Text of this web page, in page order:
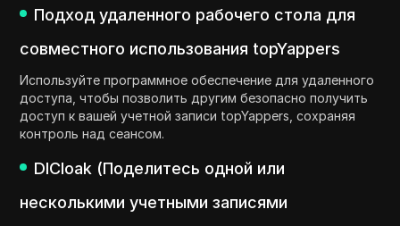
Подход удаленного рабочего стола для
совместного использования topYappers
Используйте программное обеспечение для удаленного
доступа, чтобы позволить другим безопасно получить
доступ к вашей учетной записи topYappers, сохраняя
контроль над сеансом.
DICloak (Поделитесь одной или
несколькими учетными записями